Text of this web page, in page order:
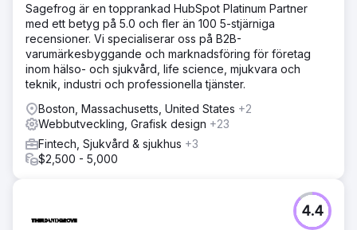
Lösning
Efter grundliga diskussioner med kunden för att förstå
deras mål och målgrupp, implementerade vi en
omfattande SEO-metod. Detta inkluderade on-page-
optimering, innehållsoptimering, blogghantering, teknisk
SEO, bakåtlänksbyggande, konkurrentanalys, UI/UX &
CTA-rekommendationer.
Resultat
Utförandet av våra skräddarsydda SEO-lösningar visade
sig vara mycket framgångsrikt. Vi lyckades få de flesta av
ökade avsevärt PegasusOnes synlighet online, vilket
ledde till en avsevärd ökning av webbplatstrafiken och
en anmärkningsvärd ökning av potentiella kunder.
Sagefrog är en topprankad HubSpot Platinum Partner
med ett betyg på 5.0 och fler än 100 5-stjärniga
recensioner. Vi specialiserar oss på B2B-
varumärkesbyggande och marknadsföring för företag
inom hälso- och sjukvård, life science, mjukvara och
teknik, industri och professionella tjänster.
Boston, Massachusetts, United States +2
Webbutveckling, Grafisk design +23
Fintech, Sjukvård & sjukhus +3
$2,500 - 5,000
4.4